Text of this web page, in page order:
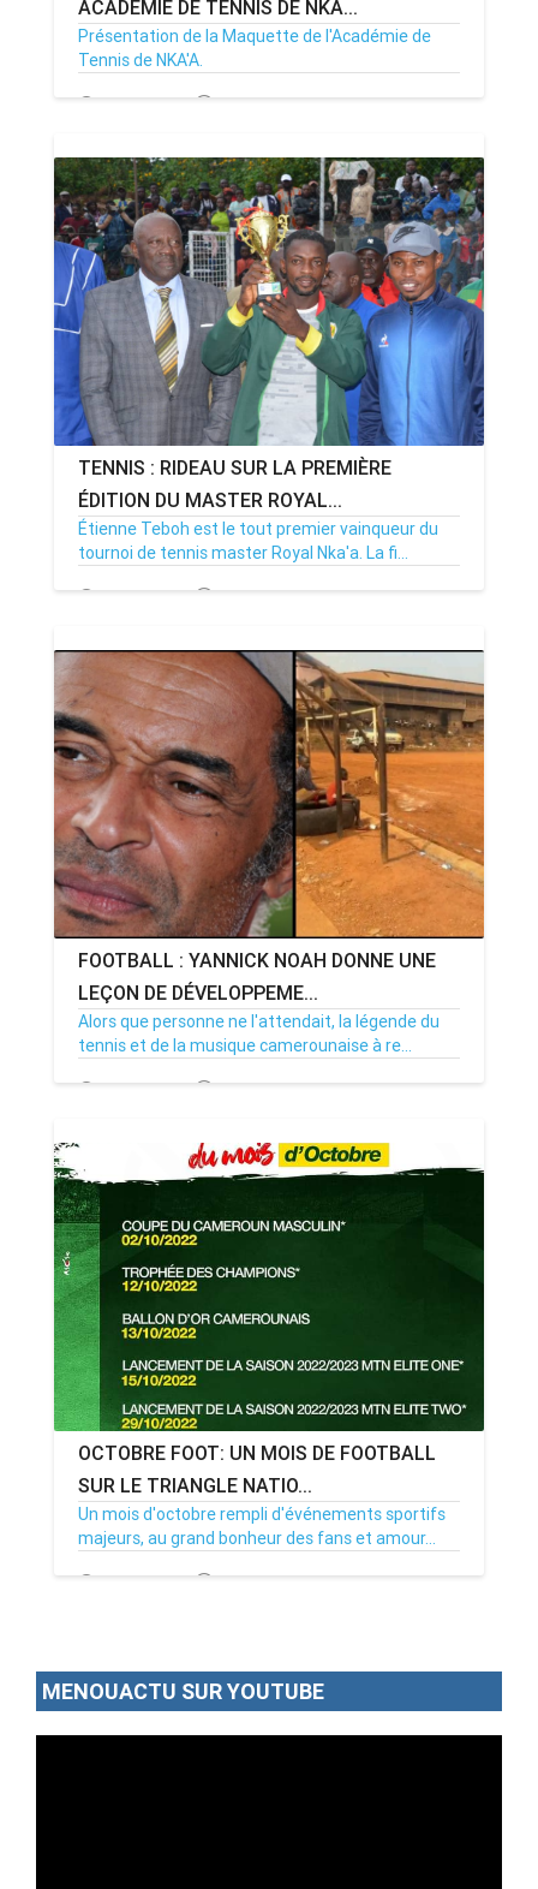
ACADÉMIE DE TENNIS DE NKA...
Présentation de la Maquette de l'Académie de
Tennis de NKA'A.
12/08/24 Par MenouActu 0
TENNIS : RIDEAU SUR LA PREMIÈRE
ÉDITION DU MASTER ROYAL...
Étienne Teboh est le tout premier vainqueur du
tournoi de tennis master Royal Nka'a. La fi...
17/07/24 Par MenouActu 0
FOOTBALL : YANNICK NOAH DONNE UNE
LEÇON DE DÉVELOPPEME...
Alors que personne ne l'attendait, la légende du
tennis et de la musique camerounaise à re...
16/02/23 Par MenouActu 0
OCTOBRE FOOT: UN MOIS DE FOOTBALL
SUR LE TRIANGLE NATIO...
Un mois d'octobre rempli d'événements sportifs
majeurs, au grand bonheur des fans et amour...
18/09/22 Par MenouActu 0
MENOUACTU SUR YOUTUBE